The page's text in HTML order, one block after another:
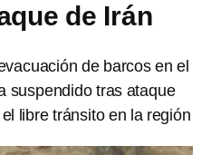
de Irán
de barcos en el
suspendido tras ataque
libre tránsito en la región